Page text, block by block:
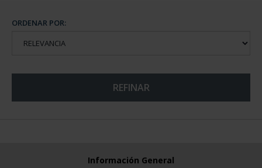
ORDENAR POR: